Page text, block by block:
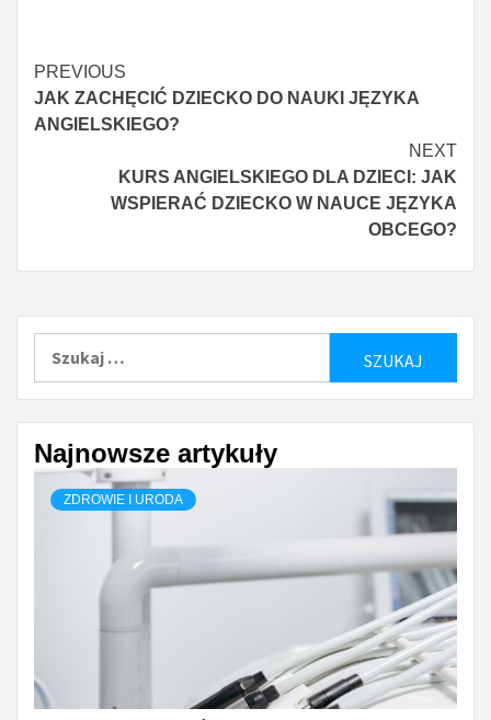
Continue
Reading
PREVIOUS
JAK ZACHĘCIĆ DZIECKO DO NAUKI JĘZYKA
ANGIELSKIEGO?
NEXT
KURS ANGIELSKIEGO DLA DZIECI: JAK
WSPIERAĆ DZIECKO W NAUCE JĘZYKA
OBCEGO?
Najnowsze artykuły
ZDROWIE I URODA